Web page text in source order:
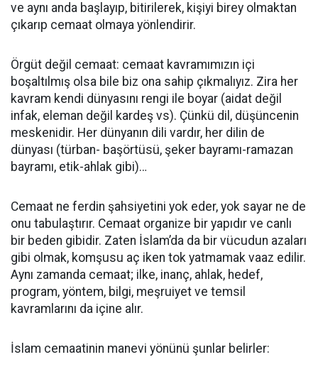
ve aynı anda başlayıp, bitirilerek, kişiyi birey olmaktan
çıkarıp cemaat olmaya yönlendirir.
Örgüt değil cemaat: cemaat kavramımızın içi
boşaltılmış olsa bile biz ona sahip çıkmalıyız. Zira her
kavram kendi dünyasını rengi ile boyar (aidat değil
infak, eleman değil kardeş vs). Çünkü dil, düşüncenin
meskenidir. Her dünyanın dili vardır, her dilin de
dünyası (türban- başörtüsü, şeker bayramı-ramazan
bayramı, etik-ahlak gibi)…
Cemaat ne ferdin şahsiyetini yok eder, yok sayar ne de
onu tabulaştırır. Cemaat organize bir yapıdır ve canlı
bir beden gibidir. Zaten İslam’da da bir vücudun azaları
gibi olmak, komşusu aç iken tok yatmamak vaaz edilir.
Aynı zamanda cemaat; ilke, inanç, ahlak, hedef,
program, yöntem, bilgi, meşruiyet ve temsil
kavramlarını da içine alır.
İslam cemaatinin manevi yönünü şunlar belirler: